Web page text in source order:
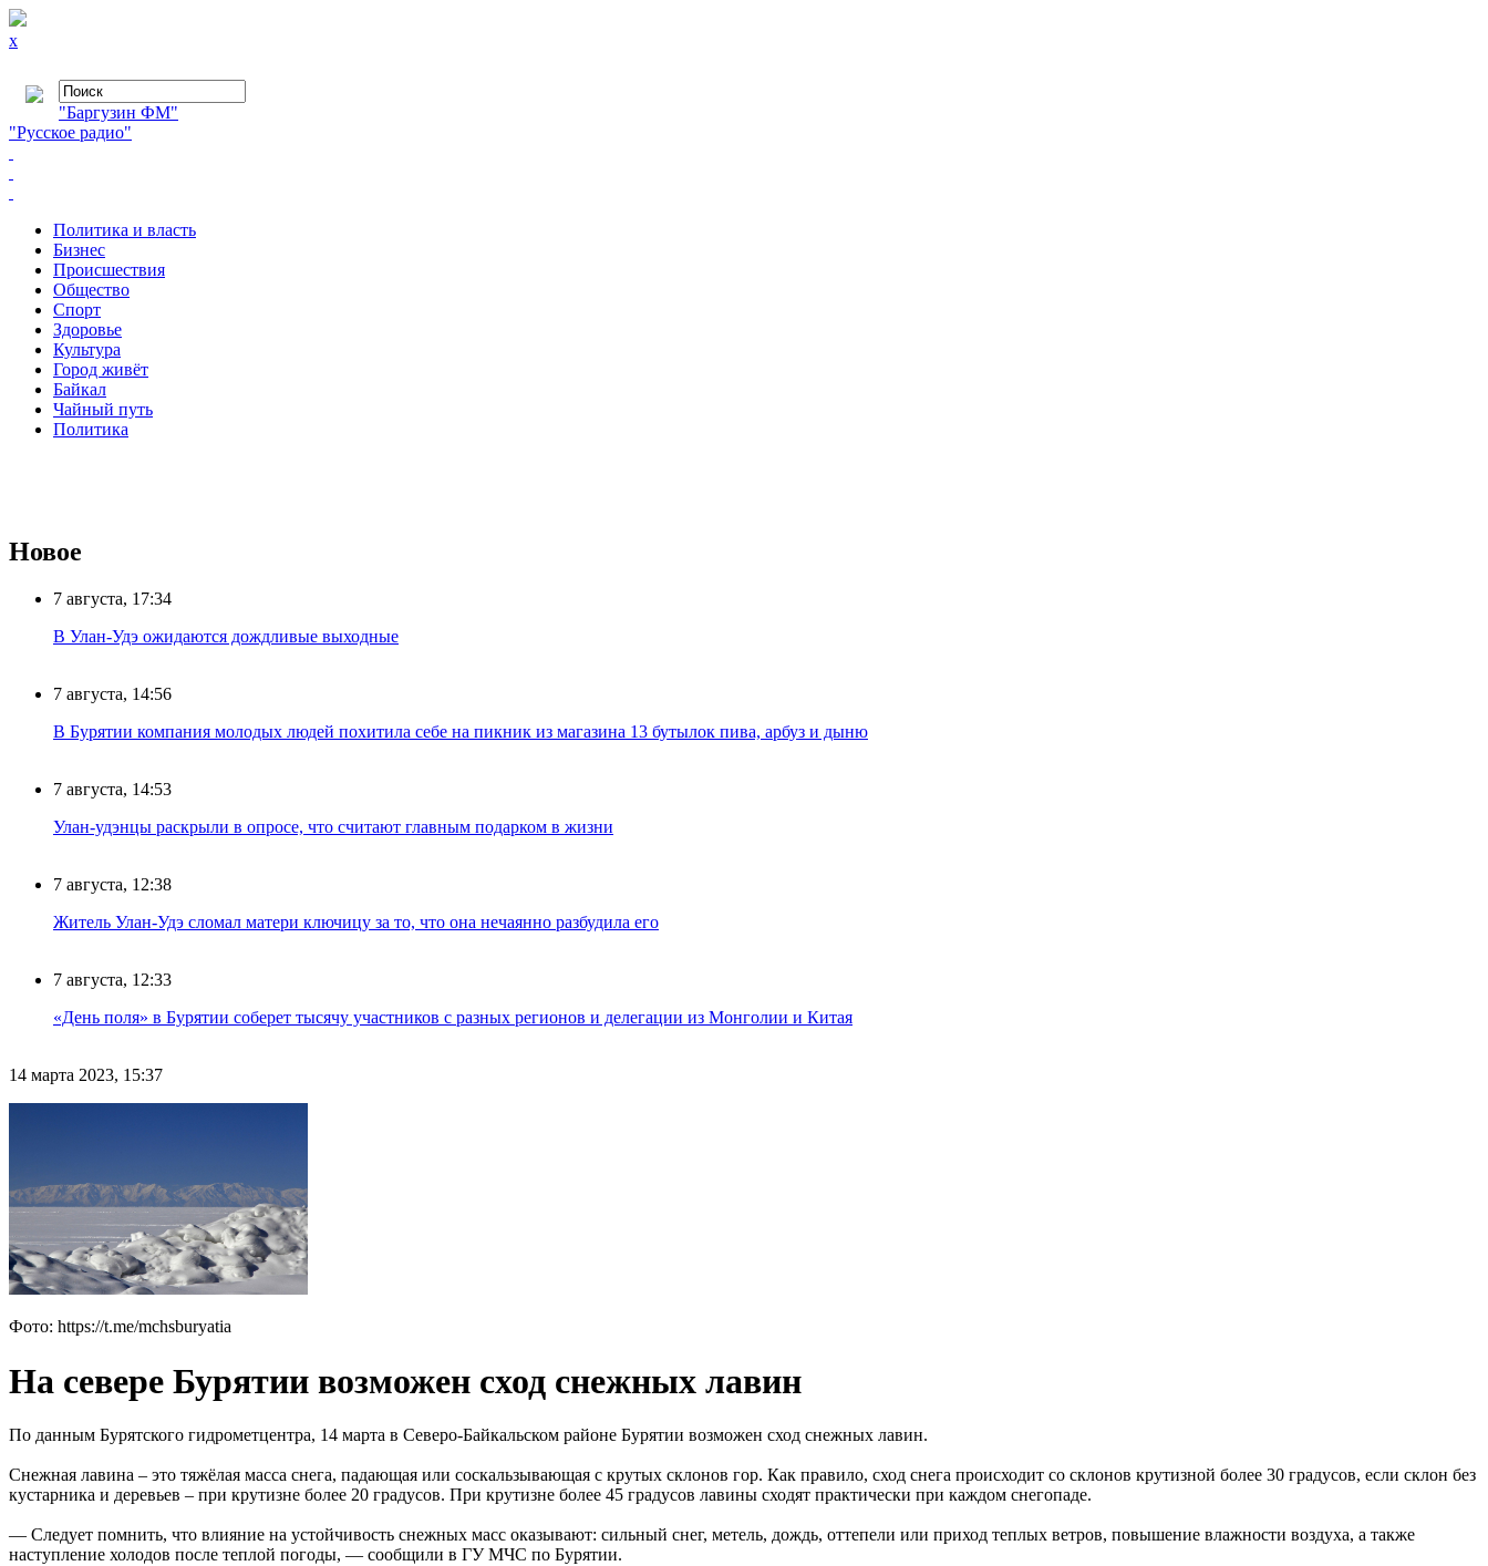
x
"Баргузин ФМ"
"Русское радио"
Политика и власть
Бизнес
Происшествия
Общество
Cпорт
Здоровье
Культура
Город живёт
Байкал
Чайный путь
Политика
Новое
7 августа, 17:34
В Улан-Удэ ожидаются дождливые выходные
7 августа, 14:56
В Бурятии компания молодых людей похитила себе на пикник из магазина 13 бутылок пива, арбуз и дыню
7 августа, 14:53
Улан-удэнцы раскрыли в опросе, что считают главным подарком в жизни
7 августа, 12:38
Житель Улан-Удэ сломал матери ключицу за то, что она нечаянно разбудила его
7 августа, 12:33
«День поля» в Бурятии соберет тысячу участников с разных регионов и делегации из Монголии и Китая
14 марта 2023, 15:37
Фото: https://t.me/mchsburyatia
На севере Бурятии возможен сход снежных лавин
По данным Бурятского гидрометцентра, 14 марта в Северо-Байкальском районе Бурятии возможен сход снежных лавин.
Снежная лавина – это тяжёлая масса снега, падающая или соскальзывающая с крутых склонов гор. Как правило, сход снега происходит со склонов крутизной более 30 градусов, если склон без
кустарника и деревьев – при крутизне более 20 градусов. При крутизне более 45 градусов лавины сходят практически при каждом снегопаде.
— Следует помнить, что влияние на устойчивость снежных масс оказывают: сильный снег, метель, дождь, оттепели или приход теплых ветров, повышение влажности воздуха, а также
наступление холодов после теплой погоды, — сообщили в ГУ МЧС по Бурятии.